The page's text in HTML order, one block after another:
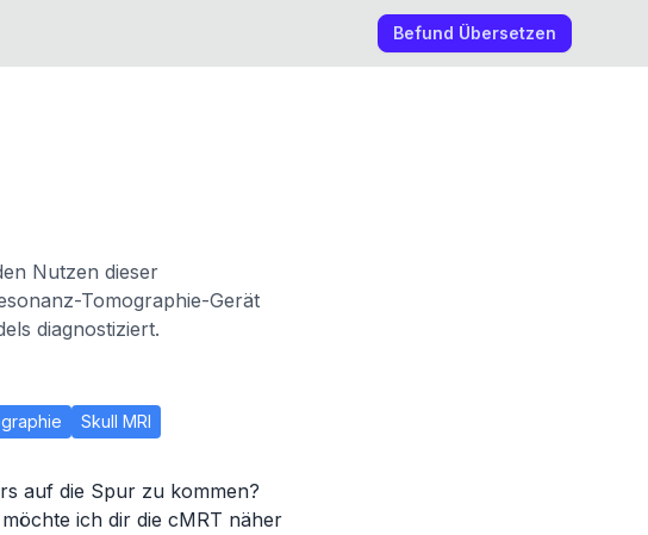
Befund Übersetzen
Nutzen dieser
Tomographie-Gerät
diagnostiziert.
Skull MRI
auf die Spur zu kommen?
ich dir die cMRT näher